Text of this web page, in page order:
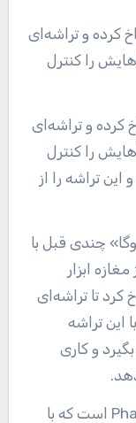
را کنترل
را کنترل
این تراشه را از
چندی قبل با
ابزار
تا تراشه‌ای
این تراشه
و کاری
آقای رادوگا مؤسس مرکز تحقیقات Phase است که با